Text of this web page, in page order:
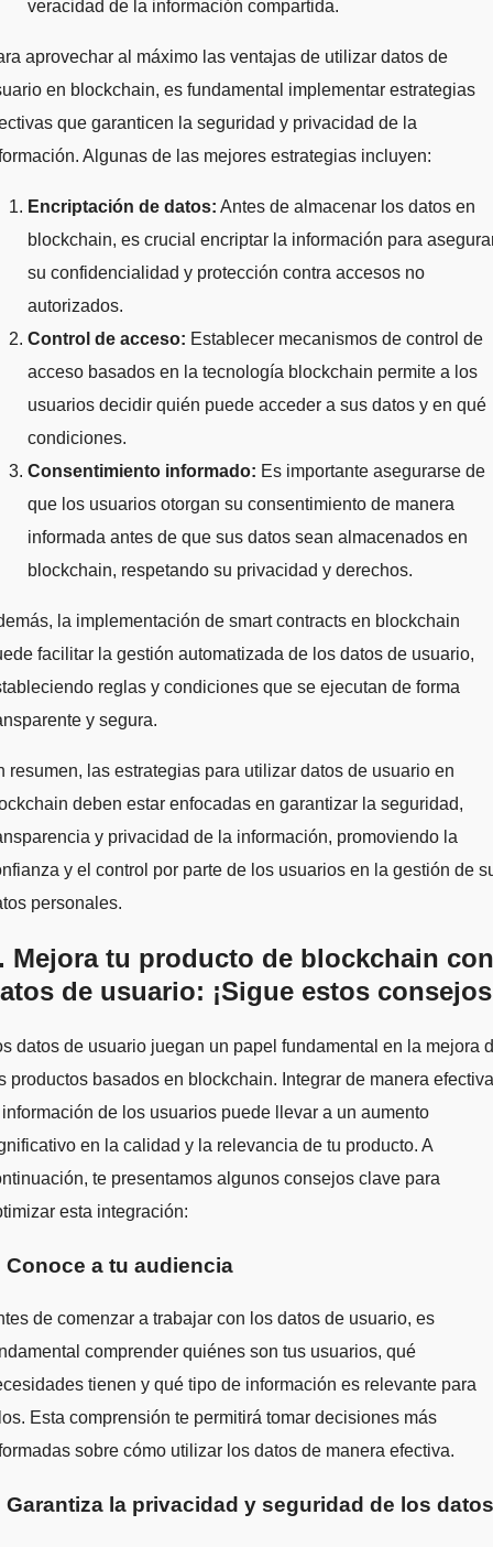
veracidad de la información compartida.
aprovechar al máximo las ventajas de utilizar datos de
en blockchain, es fundamental implementar estrategias
que garanticen la seguridad y privacidad de la
Algunas de las mejores estrategias incluyen:
Encriptación de datos: Antes de almacenar los datos en
blockchain, es crucial encriptar la información para
su confidencialidad y protección contra accesos no
autorizados.
Control de acceso: Establecer mecanismos de control de
acceso basados en la tecnología blockchain permite a los
usuarios decidir quién puede acceder a sus datos y en qué
condiciones.
Consentimiento informado: Es importante asegurarse de
que los usuarios otorgan su consentimiento de manera
informada antes de que sus datos sean almacenados en
blockchain, respetando su privacidad y derechos.
la implementación de smart contracts en blockchain
facilitar la gestión automatizada de los datos de usuario,
reglas y condiciones que se ejecutan de forma
y segura.
resumen, las estrategias para utilizar datos de usuario en
deben estar enfocadas en garantizar la seguridad,
y privacidad de la información, promoviendo la
y el control por parte de los usuarios en la gestión de
personales.
Mejora tu producto de blockchain con
de usuario: ¡Sigue estos
datos de usuario juegan un papel fundamental en la mejora
productos basados en blockchain. Integrar de manera efectiva
de los usuarios puede llevar a un aumento
en la calidad y la relevancia de tu producto. A
te presentamos algunos consejos clave para
esta integración:
Conoce a tu audiencia
de comenzar a trabajar con los datos de usuario, es
comprender quiénes son tus usuarios, qué
tienen y qué tipo de información es relevante para
Esta comprensión te permitirá tomar decisiones más
sobre cómo utilizar los datos de manera efectiva.
Garantiza la privacidad y seguridad de los datos